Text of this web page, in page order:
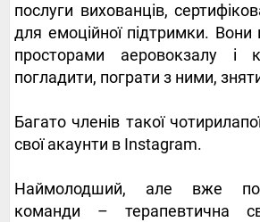
послуги вихованців,
для емоційної підтримки. Вони
просторами аеровокзалу
погладити, пограти з ними,
Багато членів такої
свої акаунти в Instagram.
Наймолодший, але вже
команди – терапевтична